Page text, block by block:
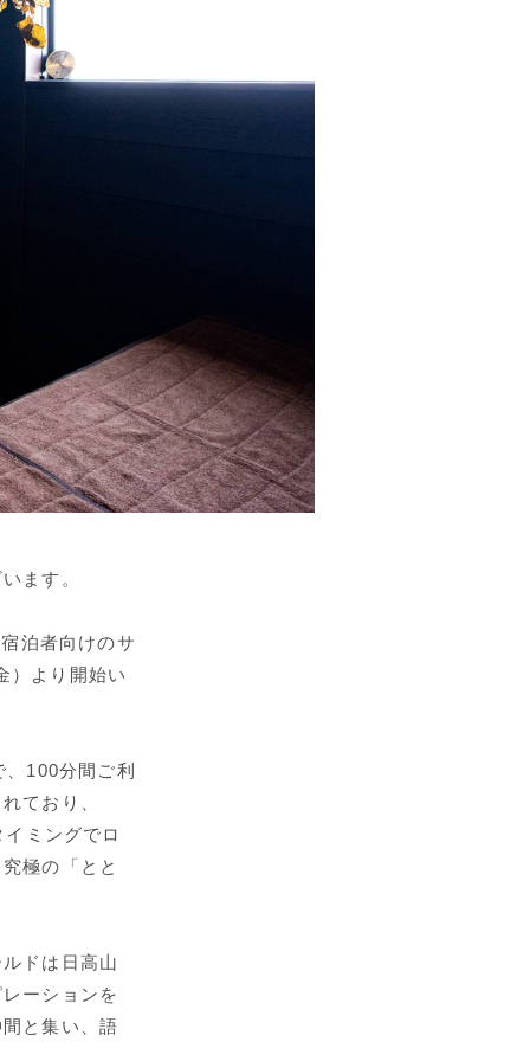
ます。
泊者向けのサ
）より開始い
100分間ご利
ており、
ミングでロ
極の「とと
ドは日高山
ーションを
と集い、語